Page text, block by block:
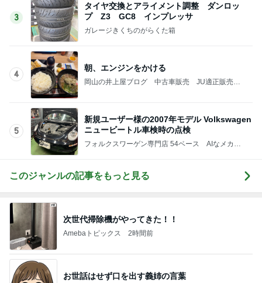
3
タイヤ交換とアライメント調整 ダンロッ
プ Z3 GC8 インプレッサ
ガレージきくちのがらくた箱
4
朝、エンジンをかける
岡山の井上屋ブログ 中古車販売 JU適正販売
5
新規ユーザー様の2007年モデル Volkswagen
ニュービートル車検時の点検
フォルクスワーゲン専門店 54ベース AIなメカニ
このジャンルの記事をもっと見る
次世代掃除機がやってきた！！
Amebaトピックス 2時間前
お世話はせず口を出す義姉の言葉